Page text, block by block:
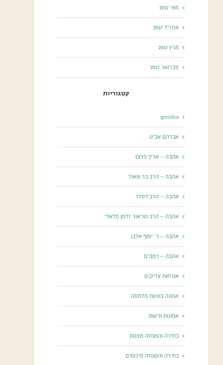
מאי 2017
אפריל 2017
מרץ 2017
פברואר 2017
קטגוריות
gmisha
אברהם אבינו
אהבה – אריך פרום
אהבה – הרב בר שאול
אהבה – הרב דסלר
אהבה – הרב שניאור זלמן מלאדי
אהבה – ר' יוסף אלבו
אהבה – רמב"ם
אורחות צדיקים
אמונה בשעת מלחמה
אמונות ודעות
בחירה והשגחה מצגות
בחירה והשגחה סיכומים